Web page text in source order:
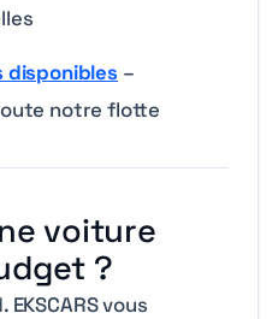
disponibles –
notre flotte
voiture
?
vous